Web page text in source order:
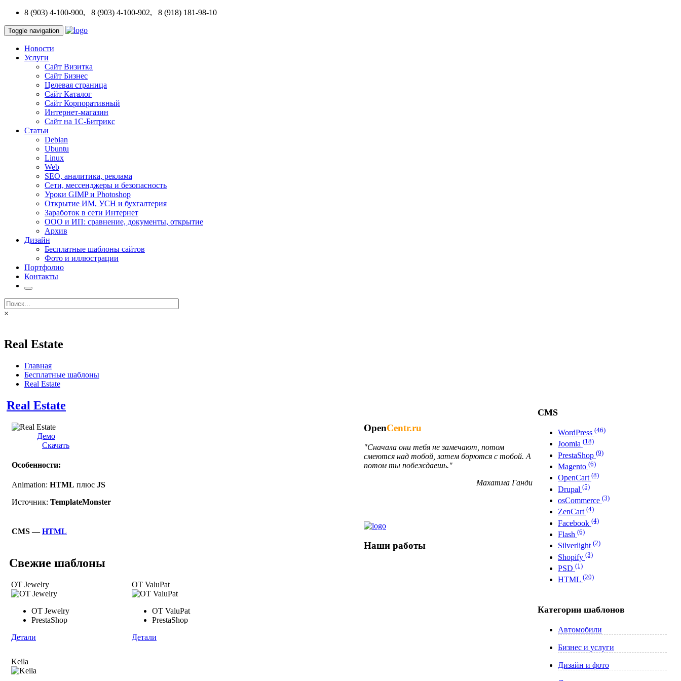
8 (903) 4-100-900, 8 (903) 4-100-902, 8 (918) 181-98-10
Toggle navigation
Новости
Услуги
Сайт Визитка
Сайт Бизнес
Целевая страница
Сайт Каталог
Сайт Корпоративный
Интернет-магазин
Сайт на 1С-Битрикс
Статьи
Debian
Ubuntu
Linux
Web
SEO, аналитика, реклама
Сети, мессенджеры и безопасность
Уроки GIMP и Photoshop
Открытие ИМ, УСН и бухгалтерия
Заработок в сети Интернет
ООО и ИП: сравнение, документы, открытие
Архив
Дизайн
Бесплатные шаблоны сайтов
Фото и иллюстрации
Портфолио
Контакты
×
Real Estate
Главная
Бесплатные шаблоны
Real Estate
Real Estate
Демо
Скачать
Особенности:
Animation: HTML плюс JS
Источник: TemplateMonster
CMS —HTML
Свежие шаблоны
OT Jewelry
OT Jewelry
PrestaShop
Детали
OT ValuPat
OT ValuPat
PrestaShop
Детали
Keila
CMS
WordPress (46)
Joomla (18)
PrestaShop (9)
Magento (6)
OpenCart (8)
Drupal (5)
osCommerce (3)
ZenCart (4)
Facebook (4)
Flash (6)
Silverlight (2)
Shopify (3)
PSD (1)
HTML (20)
Категории шаблонов
Автомобили
Бизнес и услуги
Дизайн и фото
OpenCentr.ru
"Сначала они тебя не замечают, потом
смеются над тобой, затем борются с тобой. А
потом ты побеждаешь."
Махатма Ганди
Наши работы